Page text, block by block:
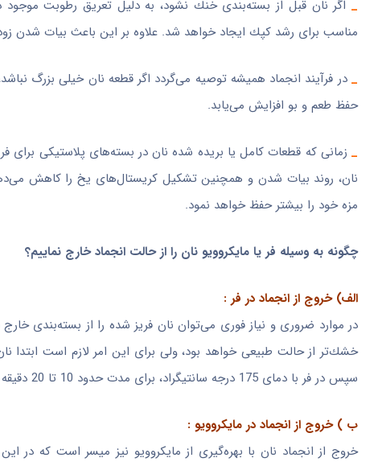
_ اگر نان قبل از بسته‌بندی خنك نشود، به دلیل تعریق رطوبت
مناسب برای رشد كپك ایجاد خواهد شد. علاوه بر این باعث بیات شدن
_ در فرآیند انجماد همیشه توصیه می‌گردد اگر قطعه نان خیلی بزرگ
حفظ طعم و بو افزایش می‌یابد.
_ زمانی كه قطعات كامل یا بریده شده نان در بسته‌های پلاستیكی برای
نان، روند بیات شدن و همچنین تشكیل كریستال‌های یخ را كاهش
مزه خود را بیشتر حفظ خواهد نمود.
چگونه به وسیله فر یا مایكروویو نان را از حالت انجماد خارج نماییم؟
الف) خروج از انجماد در فر :
در موارد ضروری و نیاز فوری می‌توان نان فریز شده را از بسته‌بندی
خشك‌تر از حالت طبیعی خواهد بود، ولی برای این امر لازم است ابتدا
سپس در فر با دمای 175 درجه سانتیگراد، برای مدت حدود 10 تا 20 دقیقه (بسته به حجم قطعه نان) قرار بگیرد.
ب ) خروج از انجماد در مایكروویو :
خروج از انجماد نان با بهره‌گیری از مایكروویو نیز میسر است كه در